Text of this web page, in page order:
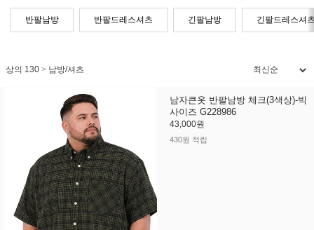
반팔남방 반팔드레스셔츠 긴팔남방 긴팔드레스셔
상의 130 > 남방/셔츠
남자큰옷 반팔남방 체크(3색상)-빅
사이즈 G228986
43,000원
430원 적립